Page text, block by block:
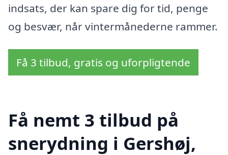
indsats, der kan spare dig for tid, penge
og besvær, når vintermånederne rammer.
Få 3 tilbud, gratis og uforpligtende
Få nemt 3 tilbud på
snerydning i Gershøj,